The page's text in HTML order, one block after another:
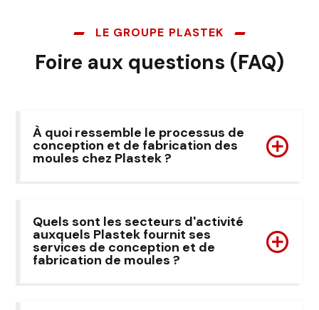
LE GROUPE PLASTEK
Foire aux questions (FAQ)
À quoi ressemble le processus de
conception et de fabrication des
moules chez Plastek ?
Quels sont les secteurs d'activité
auxquels Plastek fournit ses
services de conception et de
fabrication de moules ?